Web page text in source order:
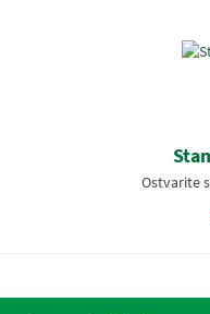
Ostvarite